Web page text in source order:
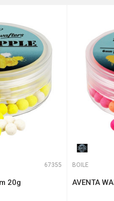
1 :
67355
20g
BOILE
AVENTA